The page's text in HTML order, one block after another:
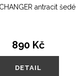
antracit šedé
890 Kč
DETAIL